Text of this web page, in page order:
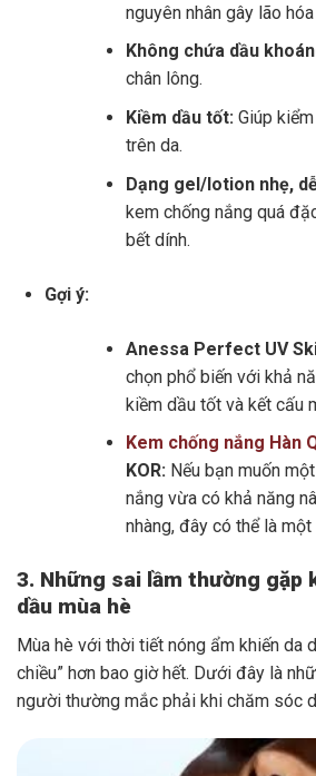
nguyên nhân gây lão
Không chứa dầu
chân lông.
Kiềm dầu tốt: Giúp
trên da.
Dạng gel/lotion nhẹ,
kem chống nắng quá
bết dính.
Gợi ý:
Anessa Perfect UV
chọn phổ biến với khả
kiềm dầu tốt và kết cấu
Kem chống nắng Hàn
KOR: Nếu bạn muốn
nắng vừa có khả năng
nhàng, đây có thể là
3. Những sai lầm thường gặp
dầu mùa hè
Mùa hè với thời tiết nóng ẩm khiến da
chiều” hơn bao giờ hết. Dưới đây là
người thường mắc phải khi chăm sóc